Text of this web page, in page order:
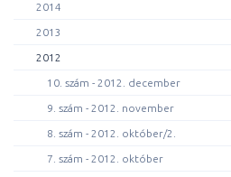
2014
2013
2012
10. szám - 2012. december
9. szám - 2012. november
8. szám - 2012. október/2.
7. szám - 2012. október